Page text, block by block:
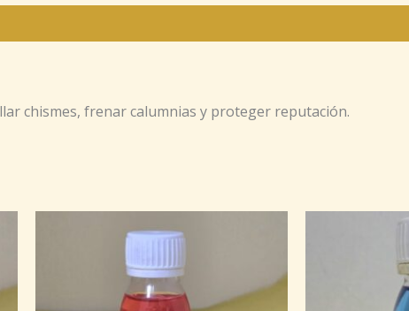
chismes, frenar calumnias y proteger reputación.